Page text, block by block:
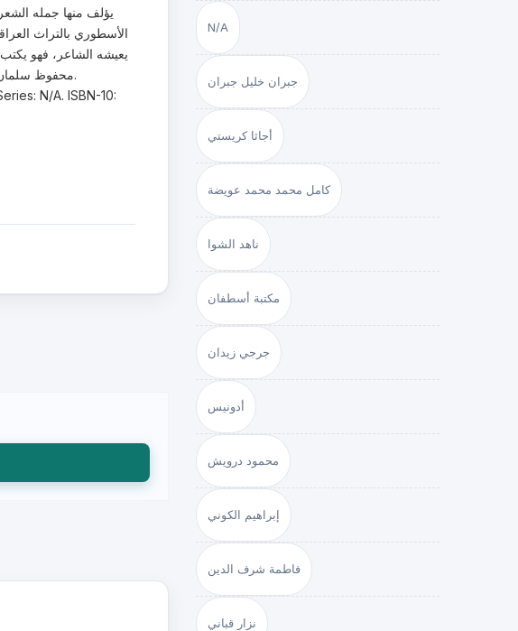
يؤلف منها جمله
الأسطوري بالتراث
يعيشه الشاعر، فهو
N/A
جبران خليل جبران
أجاثا كريستي
كامل محمد محمد عويضة
ناهد الشوا
مكتبة أسطفان
جرجي زيدان
أدونيس
محمود درويش
إبراهيم الكوني
فاطمة شرف الدين
نزار قباني